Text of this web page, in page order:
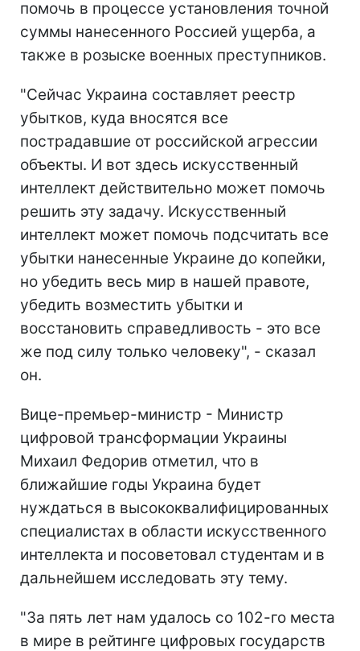
помочь в процессе установления точной
суммы нанесенного Россией ущерба, а
также в розыске военных преступников.
"Сейчас Украина составляет реестр
убытков, куда вносятся все
пострадавшие от российской агрессии
объекты. И вот здесь искусственный
интеллект действительно может помочь
решить эту задачу. Искусственный
интеллект может помочь подсчитать все
убытки нанесенные Украине до копейки,
но убедить весь мир в нашей правоте,
убедить возместить убытки и
восстановить справедливость - это все
же под силу только человеку", - сказал
он.
Вице-премьер-министр - Министр
цифровой трансформации Украины
Михаил Федорив отметил, что в
ближайшие годы Украина будет
нуждаться в высококвалифицированных
специалистах в области искусственного
интеллекта и посоветовал студентам и в
дальнейшем исследовать эту тему.
"За пять лет нам удалось со 102-го места
в мире в рейтинге цифровых государств